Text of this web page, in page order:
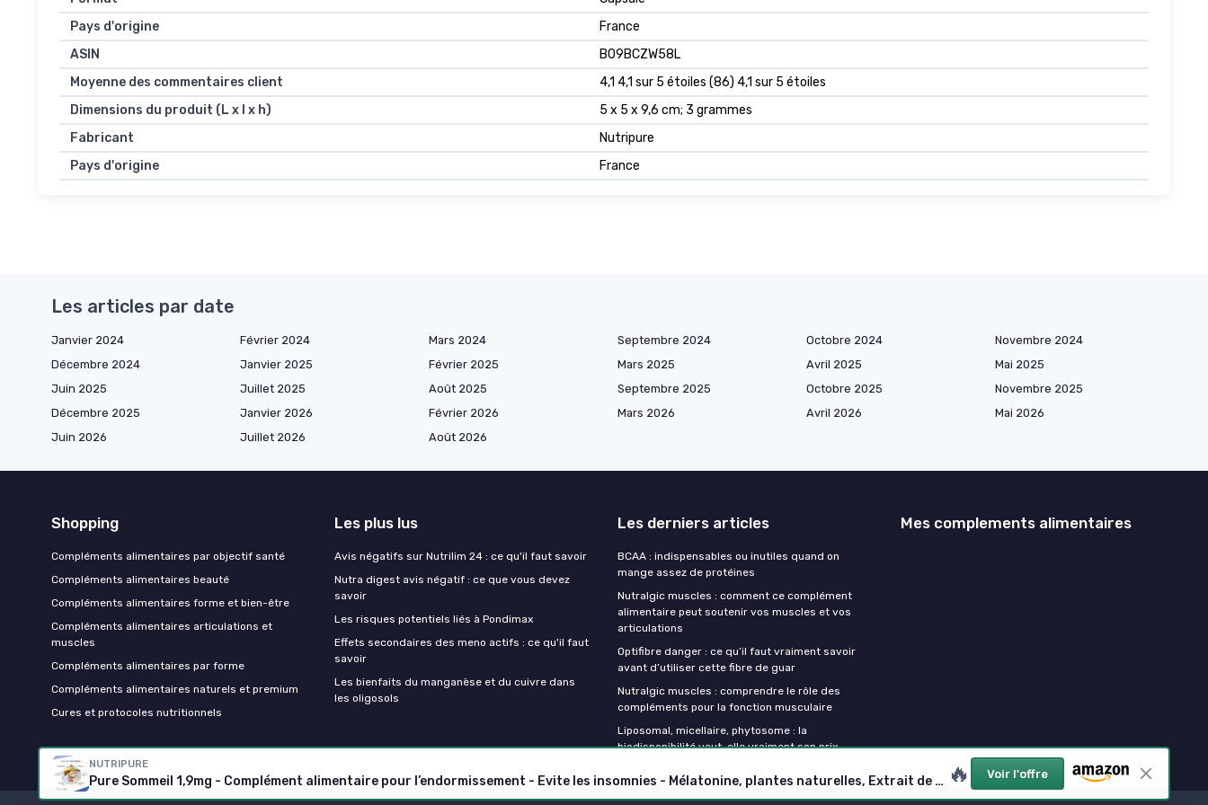
Pays d'origine
‎France
ASIN
B09BCZW58L
Moyenne des commentaires client
4,1 4,1 sur 5 étoiles (86) 4,1 sur 5 étoiles
Dimensions du produit (L x l x h)
5 x 5 x 9,6 cm; 3 grammes
Fabricant
Nutripure
Pays d'origine
France
NUTRIPURE
Pure Sommeil 1,9mg - Complément alimentaire pour l’endormissement - Evite les insomnies - Mélatonine, plantes naturelles, Extrait de mélisse bio & valériane - Vegan - 60 gélules - France 🔥 Voir l'offre
Les articles par date
Janvier 2024 Février 2024 Mars 2024 Septembre 2024 Octobre 2024
Novembre 2024
Décembre 2024
Janvier 2025 Février 2025 Mars 2025 Avril 2025
Mai 2025
Juin 2025
Juillet 2025 Août 2025 Septembre 2025 Octobre 2025
Novembre 2025
Décembre 2025
Janvier 2026 Février 2026 Mars 2026 Avril 2026
Mai 2026
Juin 2026
Juillet 2026 Août 2026
Shopping
Compléments alimentaires par objectif santé
Compléments alimentaires beauté
Compléments alimentaires forme et bien-être
Compléments alimentaires articulations et
muscles
Compléments alimentaires par forme
Compléments alimentaires naturels et premium
Cures et protocoles nutritionnels
Les plus lus
Avis négatifs sur Nutrilim 24 : ce qu'il faut savoir
Nutra digest avis négatif : ce que vous devez
savoir
Les risques potentiels liés à Pondimax
Effets secondaires des meno actifs : ce qu'il faut
savoir
Les bienfaits du manganèse et du cuivre dans
les oligosols
Les derniers articles
BCAA : indispensables ou inutiles quand on
mange assez de protéines
Nutralgic muscles : comment ce complément
alimentaire peut soutenir vos muscles et vos
articulations
Optifibre danger : ce qu’il faut vraiment savoir
avant d’utiliser cette fibre de guar
Nutralgic muscles : comprendre le rôle des
compléments pour la fonction musculaire
Liposomal, micellaire, phytosome : la
biodisponibilité vaut-elle vraiment son prix
Mes complements alimentaires